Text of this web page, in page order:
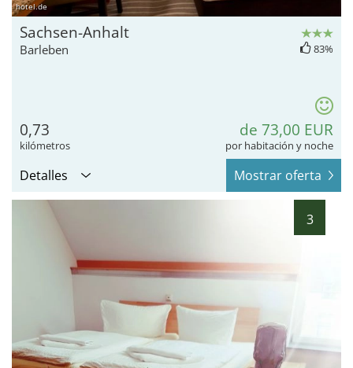
hotel.de
Sachsen-Anhalt
Barleben 83%
0,73
kilómetros
de 73,00 EUR
por habitación y noche
Detalles Mostrar oferta
3